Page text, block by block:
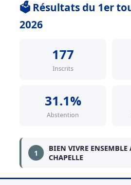
🗳️ Résultats du 1er
2026
177
Inscrits
31.1%
Abstention
1
BIEN VIVRE ENSEMBLE
CHAPELLE